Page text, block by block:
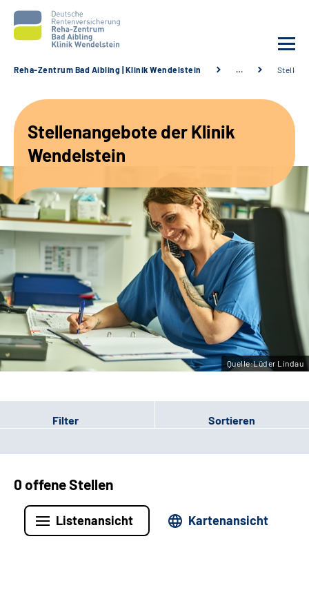
Unsere Angebote
Karriere
Sozialdienste & Zuweisende
Suche
Leichte Sprache
Gebärdensprache
Reha-Zentrum Bad Aibling | Klinik Wendelstein …
Stellenangebote der Klinik
Wendelstein
Quelle:Lüder Lindau
Filter Sortieren
0 offene Stellen
Listenansicht Kartenansicht